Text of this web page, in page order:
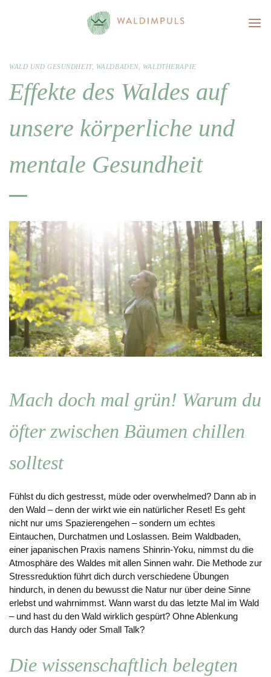
WALD UND GESUNDHEIT, WALDBADEN, WALDTHERAPIE
Effekte des Waldes auf
unsere körperliche und
mentale Gesundheit
Mach doch mal grün! Warum du
öfter zwischen Bäumen chillen
solltest
Fühlst du dich gestresst, müde oder overwhelmed? Dann ab in
den Wald – denn der wirkt wie ein natürlicher Reset! Es geht
nicht nur ums Spazierengehen – sondern um echtes
Eintauchen, Durchatmen und Loslassen. Beim Waldbaden,
einer japanischen Praxis namens Shinrin-Yoku, nimmst du die
Atmosphäre des Waldes mit allen Sinnen wahr. Die Methode zur
Stressreduktion führt dich durch verschiedene Übungen
hindurch, in denen du bewusst die Natur nur über deine Sinne
erlebst und wahrnimmst. Wann warst du das letzte Mal im Wald
– und hast du den Wald wirklich gespürt? Ohne Ablenkung
durch das Handy oder Small Talk?
Die wissenschaftlich belegten